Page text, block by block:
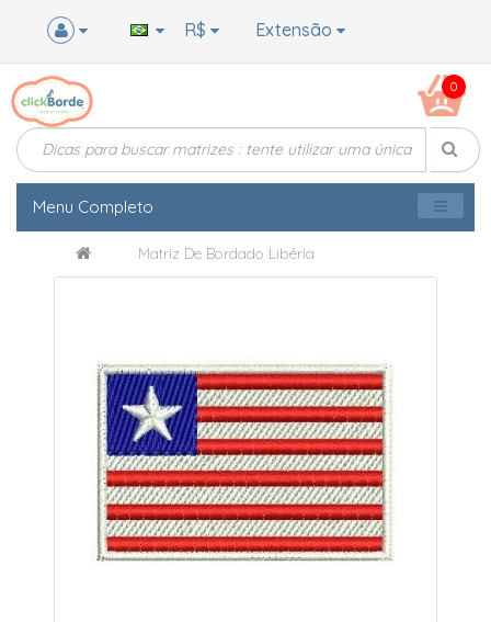
Extensão
R$
0
Menu Completo
Matriz De Bordado Libéria